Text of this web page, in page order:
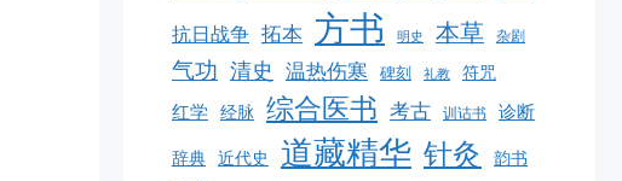
抗日战争 拓本 方书 明史 本草 杂剧
气功 清史 温热伤寒 碑刻 礼教 符咒
红学 经脉 综合医书 考古 训诂书 诊断
辞典 近代史 道藏精华 针灸 韵书